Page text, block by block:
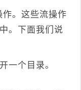
。这些流操作
。下面我们说
一个目录。